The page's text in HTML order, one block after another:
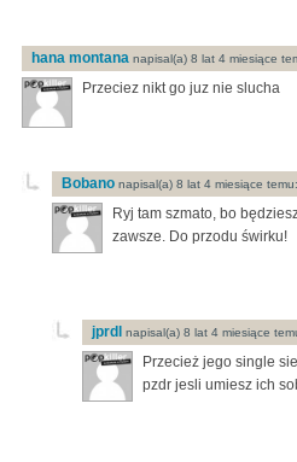
hana montana napisal(a) 8 lat 4 miesiące
Przeciez nikt go juz nie slucha
Bobano napisal(a) 8 lat 4 miesiące temu:
Ryj tam szmato, bo
zawsze. Do przodu świrku!
jprdl napisal(a) 8 lat 4 miesiące
Przecież jego single
pzdr jesli umiesz ich